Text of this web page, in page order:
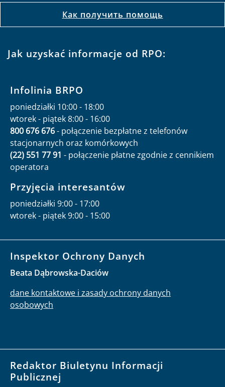
Как получить помощь
Jak uzyskać informacje od RPO:
Infolinia BRPO
poniedziałki 10:00 - 18:00
wtorek - piątek 8:00 - 16:00
800 676 676- połączenie bezpłatne z telefonów
stacjonarnych oraz komórkowych
(22) 551 77 91 - połączenie płatne zgodnie z cennikiem
operatora
Przyjęcia interesantów
poniedziałki 9:00 - 17:00
wtorek - piątek 9:00 - 15:00
Inspektor Ochrony Danych
Beata Dąbrowska-Daciów
dane kontaktowe i zasady ochrony danych
osobowych
Redaktor Biuletynu Informacji
Publicznej